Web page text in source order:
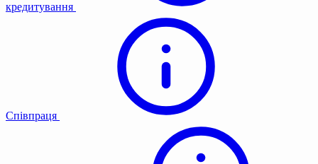
кредитування
Співпраця